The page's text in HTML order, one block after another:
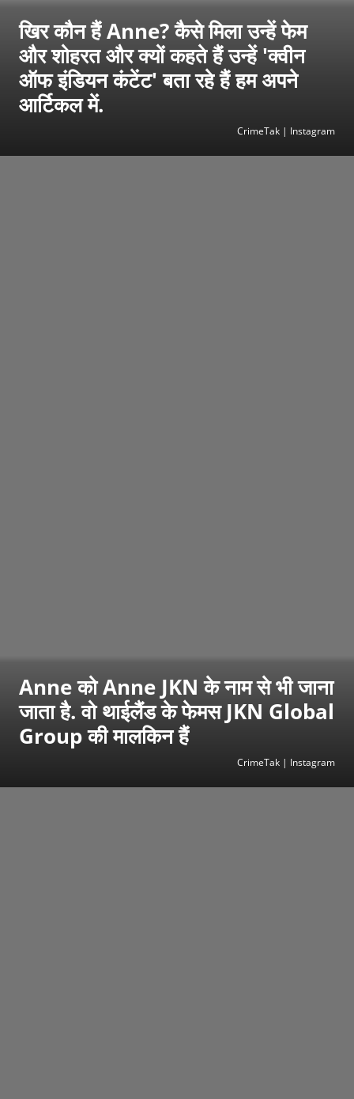
खिर कौन हैं Anne? कैसे मिला उन्हें फेम
और शोहरत और क्यों कहते हैं उन्हें 'क्वीन
ऑफ इंडियन कंटेंट' बता रहे हैं हम अपने
आर्टिकल में.
CrimeTak | Instagram
Anne को Anne JKN के नाम से भी जाना
जाता है. वो थाईलैंड के फेमस JKN Global
Group की मालकिन हैं
CrimeTak | Instagram